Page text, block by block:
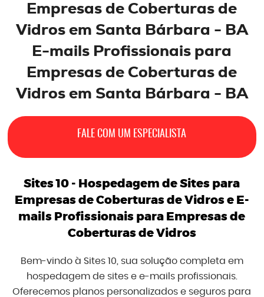
Empresas de Coberturas de
Vidros em Santa Bárbara - BA
E-mails Profissionais para
Empresas de Coberturas de
Vidrosem Santa Bárbara - BA
FALE COM UM ESPECIALISTA
Sites 10 - Hospedagem de Sites para
Empresas de Coberturas de Vidrose E-
mails Profissionais para Empresas de
Coberturas de Vidros
Bem-vindo à Sites 10, sua solução completa em
hospedagem de sites e e-mails profissionais.
Oferecemos planos personalizados e seguros para